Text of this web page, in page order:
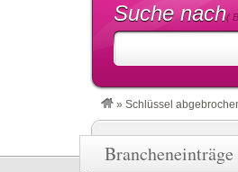
Suche nach(
» Schlüssel